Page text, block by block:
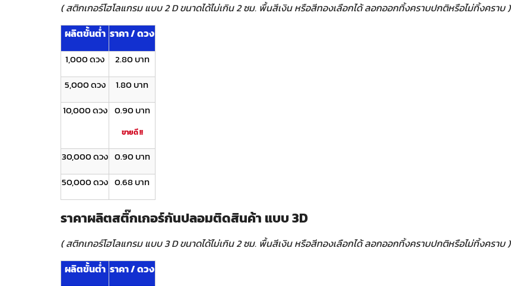
( สติกเกอร์โฮโลแกรม แบบ 2 D ขนาดได้ไม่เกิน 2 ซม. พื้นสีเงิน หรือสีทองเลือกได้ ลอกออกทิ้งคราบปกติหรือไม่ทิ้งคราบ )
ผลิตขั้นต่ำ ราคา / ดวง
1,000 ดวง
2.80 บาท
5,000 ดวง
1.80 บาท
10,000 ดวง 0.90 บาท
ขายดี !!
30,000 ดวง 0.90 บาท
50,000 ดวง 0.68 บาท
ราคาผลิตสติ๊กเกอร์กันปลอมติดสินค้า แบบ 3D
( สติกเกอร์โฮโลแกรม แบบ 3 D ขนาดได้ไม่เกิน 2 ซม. พื้นสีเงิน หรือสีทองเลือกได้ ลอกออกทิ้งคราบปกติหรือไม่ทิ้งคราบ )
ผลิตขั้นต่ำ ราคา / ดวง